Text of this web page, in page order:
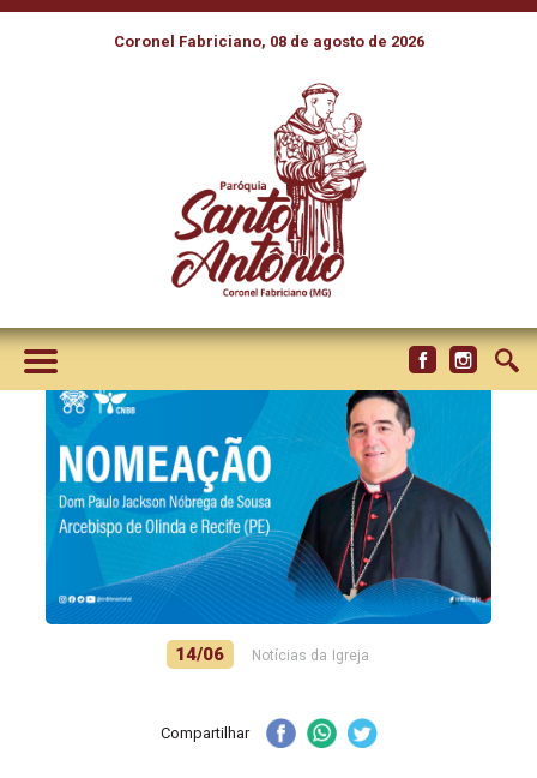
Coronel Fabriciano, 08 de agosto de 2026
PAPA ACEITA RENÚNCIA DE
DOM SABURIDO E NOMEIA
DOM PAULO JACKSON PARA
OLINDA E RECIFE
14/06 Notícias da Igreja
Compartilhar